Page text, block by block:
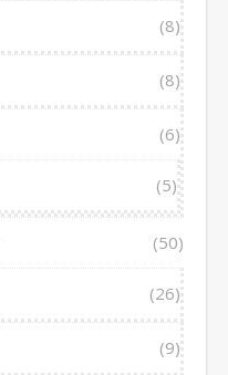
(8)
(8)
(6)
(5)
(50)
(26)
(9)